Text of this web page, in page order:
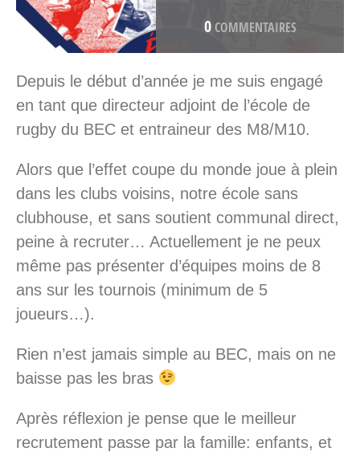
0COMMENTAIRES
Depuis le début d’année je me suis engagé
en tant que directeur adjoint de l’école de
rugby du BEC et entraineur des M8/M10.
Alors que l’effet coupe du monde joue à plein
dans les clubs voisins, notre école sans
clubhouse, et sans soutient communal direct,
peine à recruter… Actuellement je ne peux
même pas présenter d’équipes moins de 8
ans sur les tournois (minimum de 5
joueurs…).
Rien n’est jamais simple au BEC, mais on ne
baisse pas les bras
Après réflexion je pense que le meilleur
recrutement passe par la famille: enfants, et